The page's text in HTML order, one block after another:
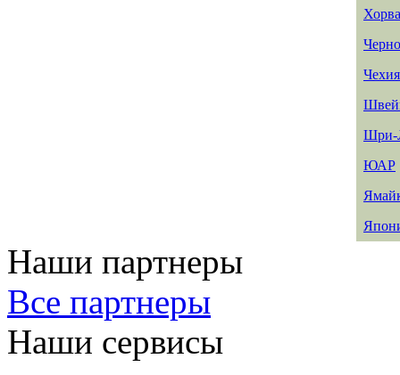
Чехия
Шри-
ЮАР
Наши партнеры
Все партнеры
Наши сервисы